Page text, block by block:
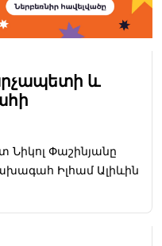
և
Նիկոլ Փաշինյանը
Իլհամ Ալիևին